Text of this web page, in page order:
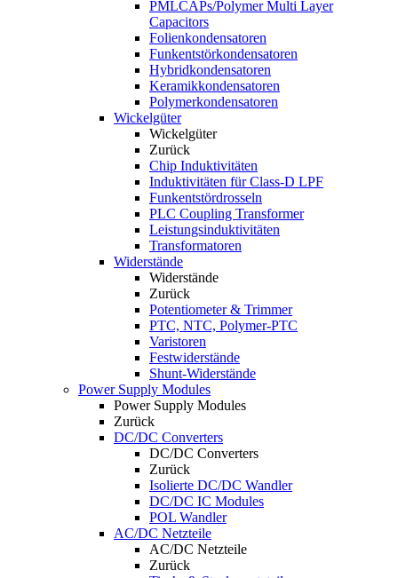
PMLCAPs/Polymer Multi Layer
Capacitors
Folienkondensatoren
Funkentstörkondensatoren
Hybridkondensatoren
Keramikkondensatoren
Polymerkondensatoren
Wickelgüter
Wickelgüter
Zurück
Chip Induktivitäten
Induktivitäten für Class-D LPF
Funkentstördrosseln
PLC Coupling Transformer
Leistungsinduktivitäten
Transformatoren
Widerstände
Widerstände
Zurück
Potentiometer & Trimmer
PTC, NTC, Polymer-PTC
Varistoren
Festwiderstände
Shunt-Widerstände
Power Supply Modules
Power Supply Modules
Zurück
DC/DC Converters
DC/DC Converters
Zurück
Isolierte DC/DC Wandler
DC/DC IC Modules
POL Wandler
AC/DC Netzteile
AC/DC Netzteile
Zurück